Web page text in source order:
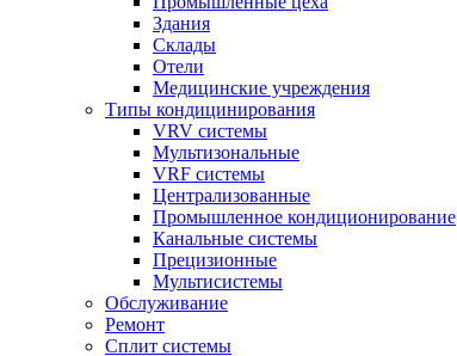
Здания
Склады
Отели
Медицинские учреждения
Типы кондицинирования
VRV системы
Мультизональные
VRF системы
Централизованные
Промышленное кондиционирование
Канальные системы
Прецизионные
Мультисистемы
Обслуживание
Ремонт
Сплит системы